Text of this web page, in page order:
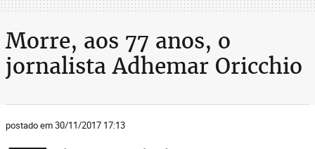
Morre, aos 77 anos, o
jornalista Adhemar Oricchio
postado em 30/11/2017 17:13